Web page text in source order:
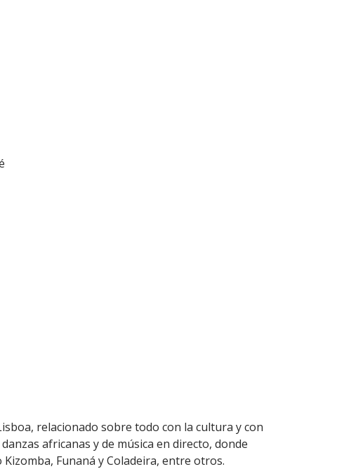
relacionado sobre todo con la cultura y con
africanas y de música en directo, donde
Funaná y Coladeira, entre otros.